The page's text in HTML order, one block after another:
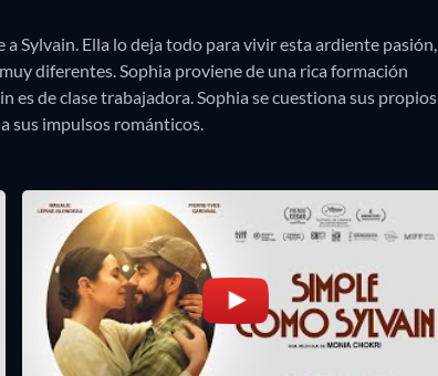
Sylvain. Ella lo deja todo para vivir esta ardiente pasión,
diferentes. Sophia proviene de una rica formación
de clase trabajadora. Sophia se cuestiona sus propios
sus impulsos románticos.